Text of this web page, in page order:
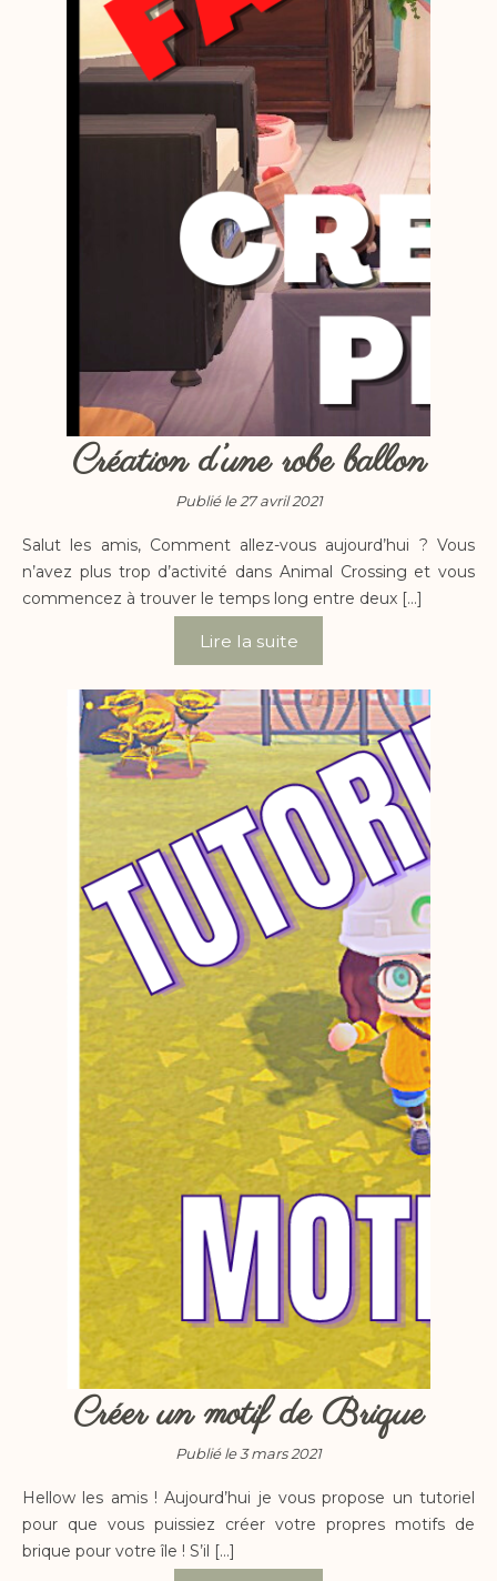
Création d’une robe ballon
Publié le 27 avril 2021
Salut les amis, Comment allez-vous aujourd’hui ? Vous
n’avez plus trop d’activité dans Animal Crossing et vous
commencez à trouver le temps long entre deux […]
Lire la suite
Créer un motif de Brique
Publié le 3 mars 2021
Hellow les amis ! Aujourd’hui je vous propose un tutoriel
pour que vous puissiez créer votre propres motifs de
brique pour votre île ! S’il […]